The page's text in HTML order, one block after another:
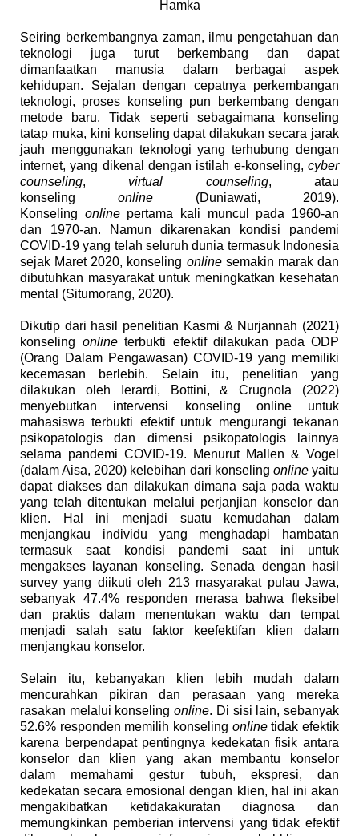
Hamka
Seiring berkembangnya zaman, ilmu pengetahuan dan
teknologi juga turut berkembang dan dapat
dimanfaatkan manusia dalam berbagai aspek
kehidupan. Sejalan dengan cepatnya perkembangan
teknologi, proses konseling pun berkembang dengan
metode baru. Tidak seperti sebagaimana konseling
tatap muka, kini konseling dapat dilakukan secara jarak
jauh menggunakan teknologi yang terhubung dengan
internet, yang dikenal dengan istilah e-konseling, cyber
counseling, virtual counseling, atau
konseling online (Duniawati, 2019).
Konseling onlinepertama kali muncul pada 1960-an
dan 1970-an. Namun dikarenakan kondisi pandemi
COVID-19 yang telah seluruh dunia termasuk Indonesia
sejak Maret 2020, konseling onlinesemakin marak dan
dibutuhkan masyarakat untuk meningkatkan kesehatan
mental (Situmorang, 2020).
Dikutip dari hasil penelitian Kasmi & Nurjannah (2021)
konseling onlineterbukti efektif dilakukan pada ODP
(Orang Dalam Pengawasan) COVID-19 yang memiliki
kecemasan berlebih. Selain itu, penelitian yang
dilakukan oleh Ierardi, Bottini, & Crugnola (2022)
menyebutkan intervensi konseling online untuk
mahasiswa terbukti efektif untuk mengurangi tekanan
psikopatologis dan dimensi psikopatologis lainnya
selama pandemi COVID-19.
Menurut Mallen & Vogel
(dalam Aisa, 2020) kelebihan dari konseling onlineyaitu
dapat diakses dan dilakukan dimana saja pada waktu
yang telah ditentukan melalui perjanjian konselor dan
klien. Hal ini menjadi suatu kemudahan dalam
menjangkau individu yang menghadapi hambatan
termasuk saat kondisi pandemi saat ini untuk
mengakses layanan konseling. Senada dengan hasil
survey yang diikuti oleh 213 masyarakat pulau Jawa,
sebanyak 47.4% responden merasa bahwa fleksibel
dan praktis dalam menentukan waktu dan tempat
menjadi salah satu faktor keefektifan klien dalam
menjangkau konselor.
Selain itu, kebanyakan klien lebih mudah dalam
mencurahkan pikiran dan perasaan yang mereka
rasakan melalui konselingonline. Di sisi lain, sebanyak
52.6% responden memilih konseling onlinetidak efektik
karena berpendapat pentingnya kedekatan fisik antara
konselor dan klien yang akan membantu konselor
dalam memahami gestur tubuh, ekspresi, dan
kedekatan secara emosional dengan klien, hal ini akan
mengakibatkan ketidakakuratan diagnosa dan
memungkinkan pemberian intervensi yang tidak efektif